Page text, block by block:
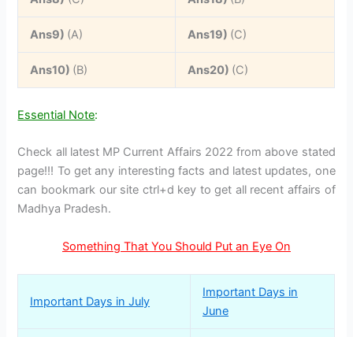
Ans9) (A) Ans19) (C)
Ans10) (B) Ans20) (C)
Essential Note:
Check all latest MP Current Affairs 2022 from above stated
page!!! To get any interesting facts and latest updates, one
can bookmark our site ctrl+d key to get all recent affairs of
Madhya Pradesh.
Something That You Should Put an Eye On
Important Days in July
Important Days in
June